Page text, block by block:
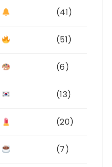
(41)
(51)
(6)
(13)
(20)
(7)